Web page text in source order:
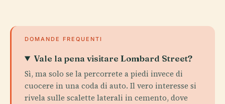
DOMANDE FREQUENTI
Vale la pena visitare Lombard Street?
Sì, ma solo se la percorrete a piedi invece di
cuocere in una coda di auto. Il vero interesse si
rivela sulle scalette laterali in cemento, dove